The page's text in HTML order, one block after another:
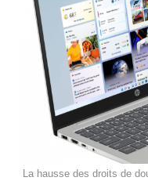
La hausse des droits de